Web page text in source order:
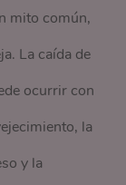
mito común,
La caída de
ocurrir con
la
y la